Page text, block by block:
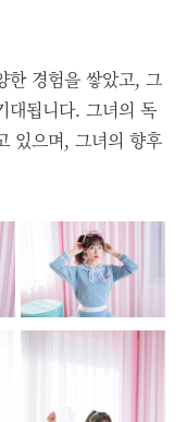
한 경험을 쌓았고, 그
대됩니다. 그녀의 독
있으며, 그녀의 향후